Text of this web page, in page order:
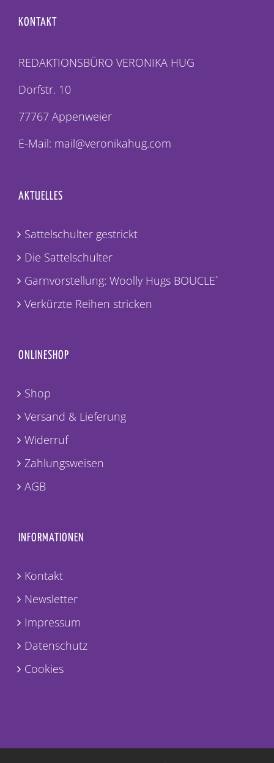
KONTAKT
REDAKTIONSBÜRO VERONIKA HUG
Dorfstr. 10
77767 Appenweier
E-Mail: mail@veronikahug.com
AKTUELLES
Sattelschulter gestrickt
Die Sattelschulter
Garnvorstellung: Woolly Hugs BOUCLE`
Verkürzte Reihen stricken
ONLINESHOP
Shop
Versand & Lieferung
Widerruf
Zahlungsweisen
AGB
INFORMATIONEN
Kontakt
Newsletter
Impressum
Datenschutz
Cookies